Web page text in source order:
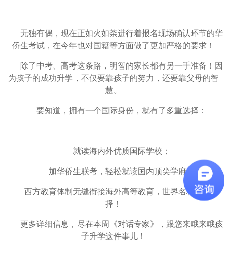
无独有偶，现在正如火如荼进行着报名现场确认环节的华
侨生考试，在今年也对国籍等方面做了更加严格的要求！
除了中考、高考这条路，明智的家长都有另一手准备！因
为孩子的成功升学，不仅要靠孩子的努力，还要靠父母的智
慧。
要知道，拥有一个国际身份，就有了多重选择：
就读海内外优质国际学校；
加华侨生联考，轻松就读国内顶尖学府；
西方教育体制无缝衔接海外高等教育，世界名校任你选
择！
更多详细信息，尽在本周《对话专家》，跟您来哦来哦孩
子升学这件事儿！